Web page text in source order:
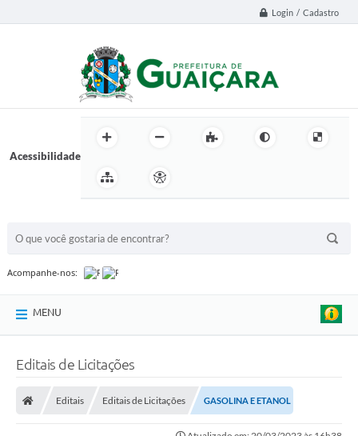
Login / Cadastro
Acessibilidade
Acompanhe-nos:
MENU
Editais de Licitações
Editais Editais de Licitações GASOLINA E ETANOL